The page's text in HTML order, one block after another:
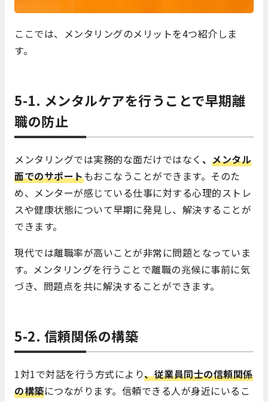
ここでは、メンタリングのメリットを4つ紹介しま
す。
5-1. メンタルケアを行うことで早期離
職の防止
メンタリングでは実務的な面だけではなく 、 メンタル
面でのサポートもおこなうことができます。そのた
め、メンターが感じている仕事に対する心理的ストレ
スや健康状態について早期に発見し、解決することが
できます。
現代では離職率が高いことが非常に問題となっていま
す。メンタリングを行うことで離職の兆候に事前に気
づき、問題点を共に解決することができます。
5-2. 信頼関係の構築
1対1で対話を行う方式により、従業員同士の信頼関係
の構築につながります。信頼できる人が身近にいるこ